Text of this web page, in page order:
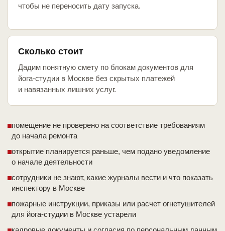
чтобы не переносить дату запуска.
Сколько стоит
Дадим понятную смету по блокам документов для
йога-студии в Москве без скрытых платежей
и навязанных лишних услуг.
помещение не проверено на соответствие требованиям
до начала ремонта
открытие планируется раньше, чем подано уведомление
о начале деятельности
сотрудники не знают, какие журналы вести и что показать
инспектору в Москве
пожарные инструкции, приказы или расчет огнетушителей
для йога-студии в Москве устарели